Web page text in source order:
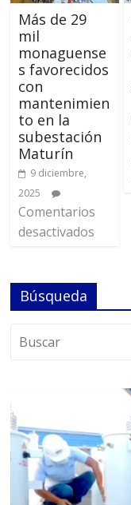
Más de 29
mil
monaguense
s favorecidos
con
mantenimien
to en la
subestación
Maturín
9 diciembre,
2025
Comentarios
desactivados
Búsqueda